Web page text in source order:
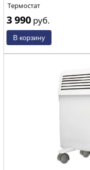
Термостат
3 990 руб.